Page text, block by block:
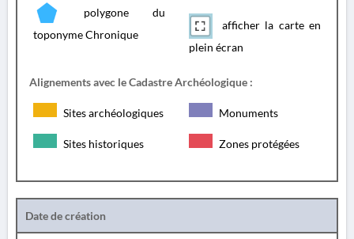
polygone du
toponyme Chronique
afficher la carte en
plein écran
Alignements avec le Cadastre Archéologique :
Sites archéologiques Monuments
Sites historiques Zones protégées
Date de création